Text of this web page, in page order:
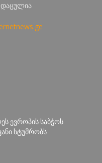
ევროპის საბჭოს
სტუმრობს